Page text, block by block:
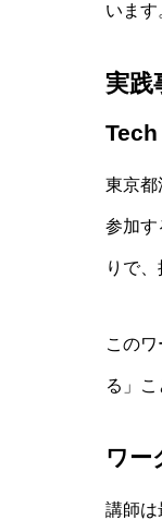
います
実践
東京都
参加す
りで
この
る」こ
ワー
講師は